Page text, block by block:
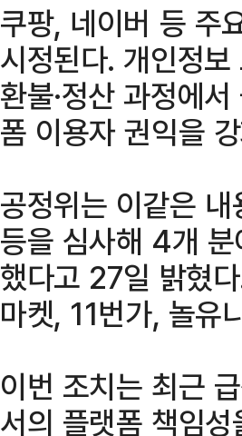
쿠팡, 네이버 등 주
시정된다. 개인정
환불·정산 과정에
폼 이용자 권익을
공정위는 이같은
등을 심사해 4개
했다고 27일 밝혔
마켓, 11번가, 놀유
이번 조치는 최근
서의 플랫폼 책임